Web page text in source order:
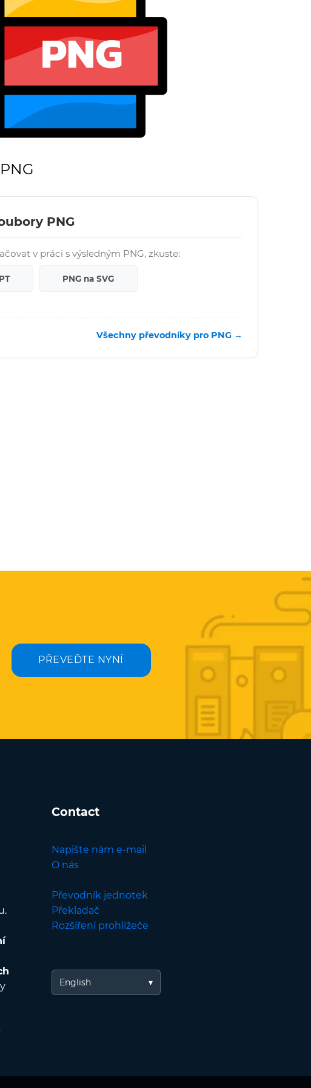
PNG
v práci s výsledným PNG, zkuste:
PNG na SVG
Všechny převodníky pro PNG →
PŘEVEĎTE NYNÍ
Contact
Napište nám e-mail
O nás
Převodník jednotek
Překladač
Rozšíření prohlížeče
English